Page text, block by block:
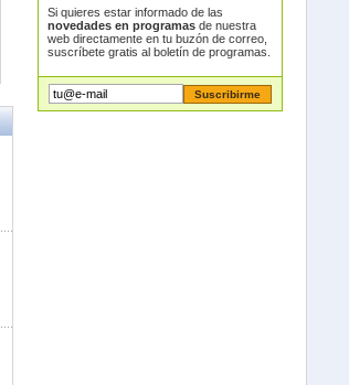
Si quieres estar informado de las
novedades en programasde nuestra
web directamente en tu buzón de correo,
suscríbete gratis al boletín de programas.